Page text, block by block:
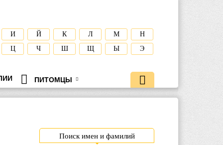
И Й К Л М
Н
Ц
Ч Ш Щ Ы Э
ПИТОМЦЫ
Поиск имен и фамилий